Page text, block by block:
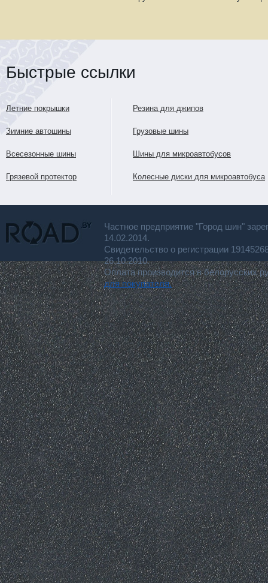
Быстрые ссылки
Летние покрышки
Зимние автошины
Всесезонные шины
Грязевой протектор
Резина для джипов
Грузовые шины
Шины для микроавтобусов
Колесные диски для микроавтобуса
Частное предприятие "Город шин"
14.02.2014.
Свидетельство о регистрации
26.10.2010.
Оплата производится в белорусских
для покупателя.